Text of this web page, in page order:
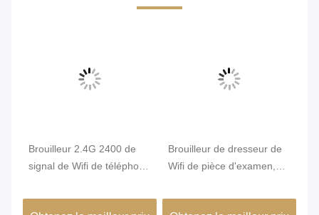
Brouilleur 2.4G 2400 de
signal de Wifi de téléphone
rayon d'interférence
Brouilleur de dresseur de
Wifi de pièce d'examen,
téléphone portable bloquer